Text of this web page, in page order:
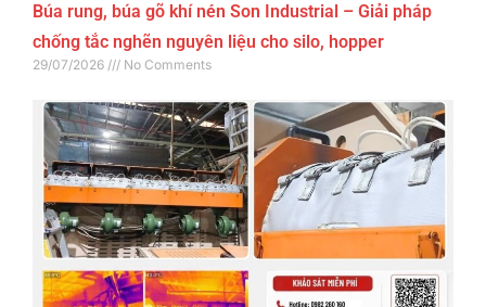
Búa rung, búa gõ khí nén Son Industrial – Giải pháp
chống tắc nghẽn nguyên liệu cho silo, hopper
29/07/2026 No Comments